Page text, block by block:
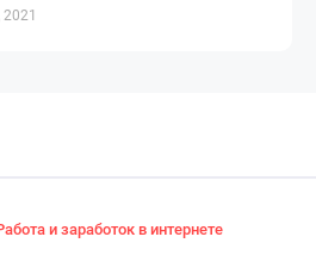
и заработок в интернете